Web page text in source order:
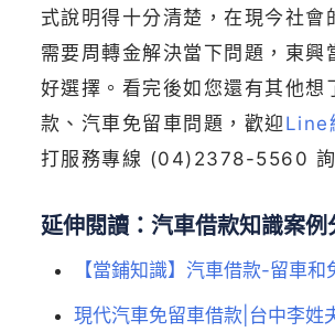
式說明得十分清楚，在現今社會
需要周轉金解決當下問題，東興
好選擇。看完後如您還有其他想
款、汽車免留車問題，歡迎 Line
打服務專線 (04)2378-5560
延伸閱讀：汽車借款知識案例
【當鋪知識】汽車借款-留車和
現代汽車免留車借款|台中李姓